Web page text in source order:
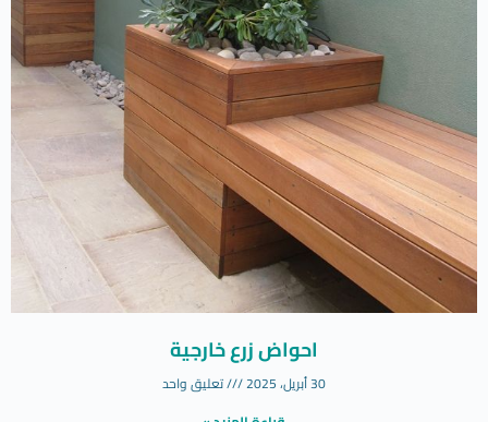
احواض زرع خارجية
30 أبريل، 2025
تعليق واحد